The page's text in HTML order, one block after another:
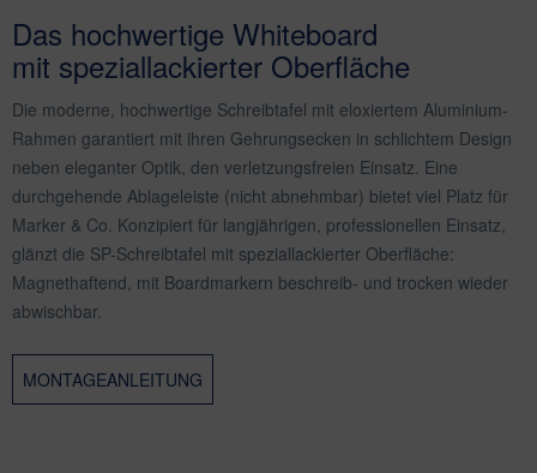
Das hochwertige Whiteboard
mit speziallackierter Oberfläche
Die moderne, hochwertige Schreibtafel mit eloxiertem Aluminium-
Rahmen garantiert mit ihren Gehrungsecken in schlichtem Design
neben eleganter Optik, den verletzungsfreien Einsatz. Eine
durchgehende Ablageleiste (nicht abnehmbar) bietet viel Platz für
Marker & Co. Konzipiert für langjährigen, professionellen Einsatz,
glänzt die SP-Schreibtafel mit speziallackierter Oberfläche:
Magnethaftend, mit Boardmarkern beschreib- und trocken wieder
abwischbar.
MONTAGEANLEITUNG